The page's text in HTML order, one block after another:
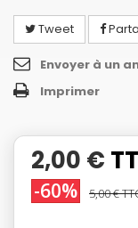
Tweet
Envoyer à un
Imprimer
2,00 €
-60% 5,00 €